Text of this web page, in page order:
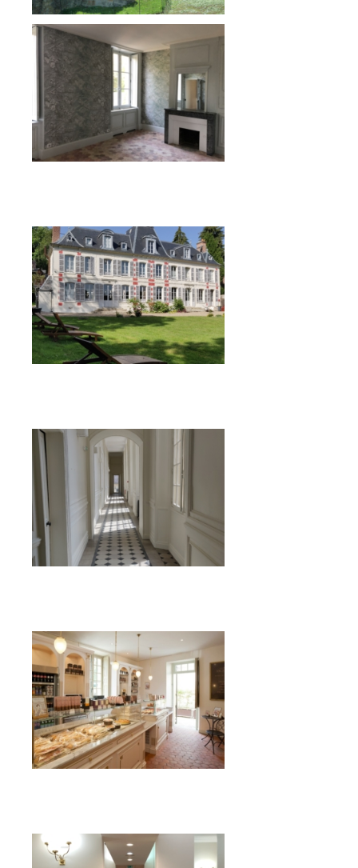
Grands-Ambésis – Mesnil
St Denis